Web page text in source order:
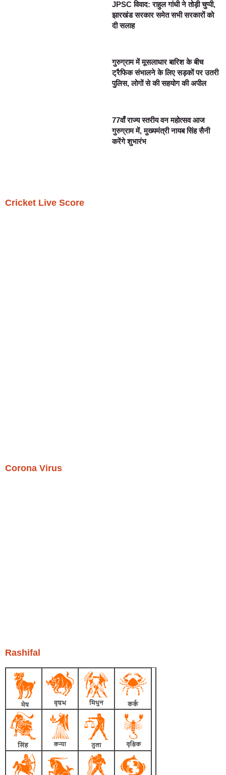
JPSC विवाद: राहुल गांधी ने तोड़ी चुप्पी,
झारखंड सरकार समेत सभी सरकारों को
दी सलाह
गुरुग्राम में मूसलाधार बारिश के बीच
ट्रैफिक संभालने के लिए सड़कों पर उतरी
पुलिस, लोगों से की सहयोग की अपील
77वाँ राज्य स्तरीय वन महोत्सव आज
गुरुग्राम में, मुख्यमंत्री नायब सिंह सैनी
करेंगे शुभारंभ
Cricket Live Score
Corona Virus
Rashifal